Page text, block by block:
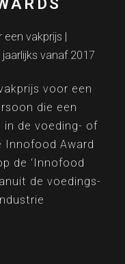
vakprijs |
jaarlijks vanaf 2017
voor een
die een
in de voeding- of
Innofood Award
de ‘Innofood
de voedings-